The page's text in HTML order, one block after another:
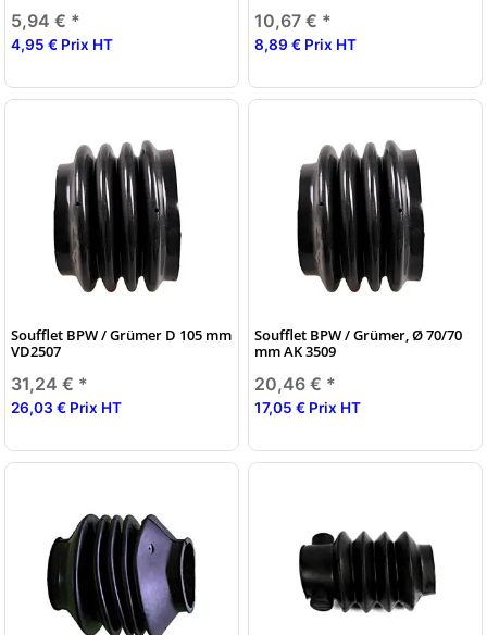
5,94 € *
4,95 € Prix HT
10,67 € *
8,89 € Prix HT
Soufflet BPW / Grümer D 105 mm
VD2507
31,24 € *
26,03 € Prix HT
Soufflet BPW / Grümer, Ø 70/70
mm AK 3509
20,46 € *
17,05 € Prix HT